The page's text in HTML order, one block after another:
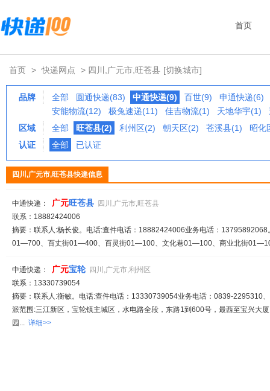
首页
首页 > 快递网点 > 四川,广元市,旺苍县 [切换城市]
品牌 全部 圆通快递(83) 中通快递(9) 百世(9)
申通快递(6)
安能物流(12)
极兔速递(11) 佳吉物流(1) 天地华宇(1)
区域
全部 旺苍县(2) 利州区(2) 朝天区(2) 苍溪县(1)
昭化
认证
全部 已认证
四川,广元市,旺苍县快递信息
中通快递： 广元旺苍县 四川,广元市,旺苍县
联系：18882424006
摘要：联系人:杨长俊。电话:查件电话：18882424006业务电话：13795892068
01—700、百丈街01—400、百灵街01—100、文化巷01—100、商业北街
中通快递： 广元宝轮 四川,广元市,利州区
联系：13330739054
摘要：联系人:衡敏。电话:查件电话：13330739054业务电话：0839-2295310
派范围:三江新区，宝轮镇主城区，水电路全段，东路1到600号，最西至宝兴大
园... 详细>>